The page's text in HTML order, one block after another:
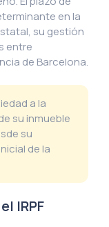
en la
su gestión
entre
de Barcelona.
a la
su inmueble
su
de la
IRPF